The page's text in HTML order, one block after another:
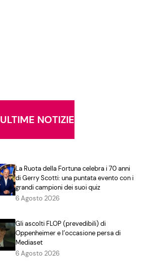
ULTIME NOTIZIE
La Ruota della Fortuna celebra i 70 anni
di Gerry Scotti: una puntata evento con i
grandi campioni dei suoi quiz
6 Agosto 2026
Gli ascolti FLOP (prevedibili) di
Oppenheimer e l’occasione persa di
Mediaset
6 Agosto 2026